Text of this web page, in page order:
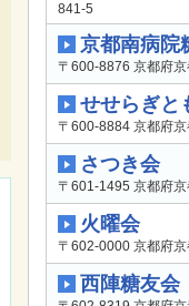
841-5
京都南病院
〒600-8876 京都府
せせらぎと
〒600-8884 京都府
さつき会
〒601-1495 京都府
火曜会
〒602-0000 京都府
西陣糖友会